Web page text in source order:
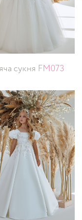
сукня FM073